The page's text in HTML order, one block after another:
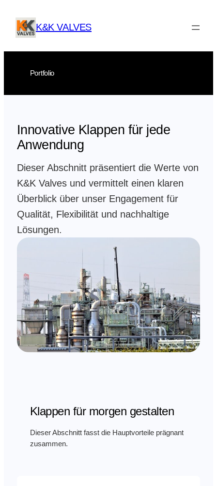
Inhalt
springen
K&K VALVES
Portfolio
Innovative Klappen für jede
Anwendung
Dieser Abschnitt präsentiert die Werte von
K&K Valves und vermittelt einen klaren
Überblick über unser Engagement für
Qualität, Flexibilität und nachhaltige
Lösungen.
Klappen für morgen gestalten
Dieser Abschnitt fasst die Hauptvorteile prägnant
zusammen.